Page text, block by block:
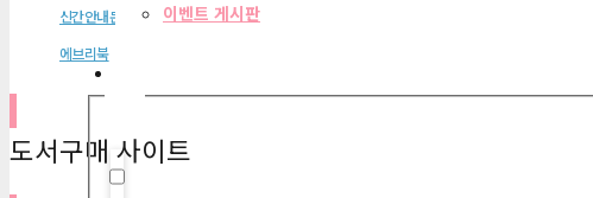
이벤트 게시판
신간안내문
에브리북
도서구매 사이트